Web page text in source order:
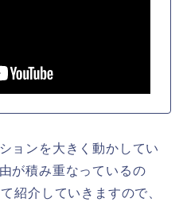
ョンを大きく動かしてい
が積み重なっているの
紹介していきますので、